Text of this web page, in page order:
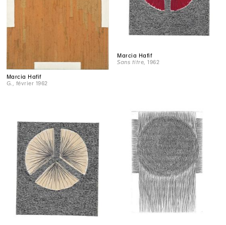
Marcia Hafif
G.
, février 1962
Marcia Hafif
Sans titre , 1962